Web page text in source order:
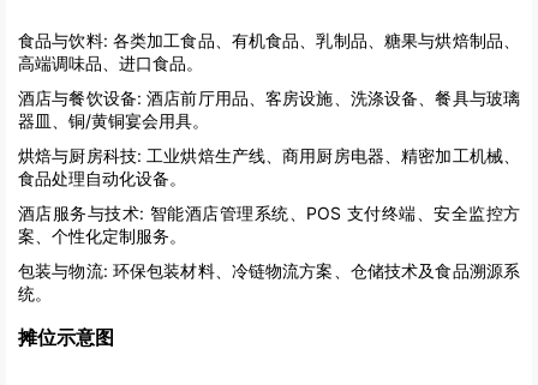
食品与饮料: 各类加工食品、有机食品、乳制品、糖果与烘焙制品、
高端调味品、进口食品。
酒店与餐饮设备: 酒店前厅用品、客房设施、洗涤设备、餐具与玻璃
器皿、铜/黄铜宴会用具。
烘焙与厨房科技: 工业烘焙生产线、商用厨房电器、精密加工机械、
食品处理自动化设备。
酒店服务与技术: 智能酒店管理系统、POS 支付终端、安全监控方
案、个性化定制服务。
包装与物流: 环保包装材料、冷链物流方案、仓储技术及食品溯源系
统。
摊位示意图